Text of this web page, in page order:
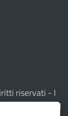
riservati - I
di proprietà del